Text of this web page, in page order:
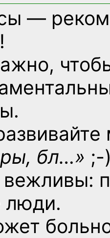
—
бл…» ;-
вежливы:
люди.